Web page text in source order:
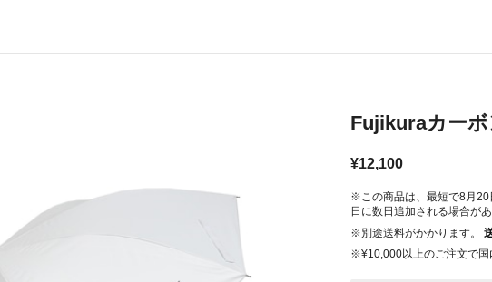
Fujikuraカー
¥12,100
※この商品は、最短で8月20
日に数日追加される場合が
※別途送料がかかります。
※¥10,000以上のご注文で国